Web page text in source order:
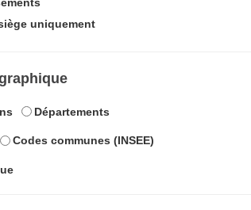
uniquement
Départements
Codes communes (INSEE)